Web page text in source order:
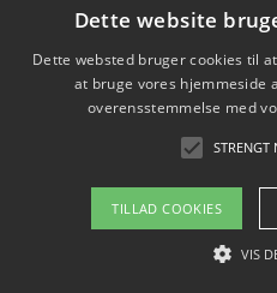
Copyright
Om / kontakt
Dette website
Dette websted bruger cookies til
at bruge vores hjemmeside
overensstemmelse med
TILLAD COOKIES
VIS